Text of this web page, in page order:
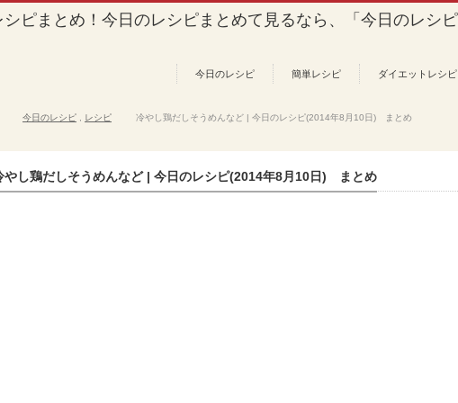
今日のレシピ 簡単レシピ ダイエットレシピ
今日のレシピ レシピ 冷やし鶏だしそうめんなど | 今日のレシピ(2014年8月10日) まとめ
やし鶏だしそうめんなど | 今日のレシピ(2014年8月10日) まとめ